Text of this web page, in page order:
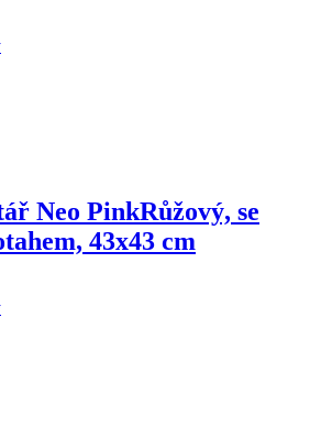
Neo PinkRůžový, se
43x43 cm